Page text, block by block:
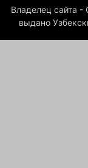
Владелец сайта
выдано